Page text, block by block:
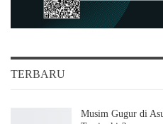
TERBARU
Musim Gugur di